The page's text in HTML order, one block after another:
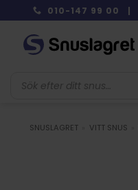
to
content
010-147 99 00 |
SNUSLAGRET VITT SNUS